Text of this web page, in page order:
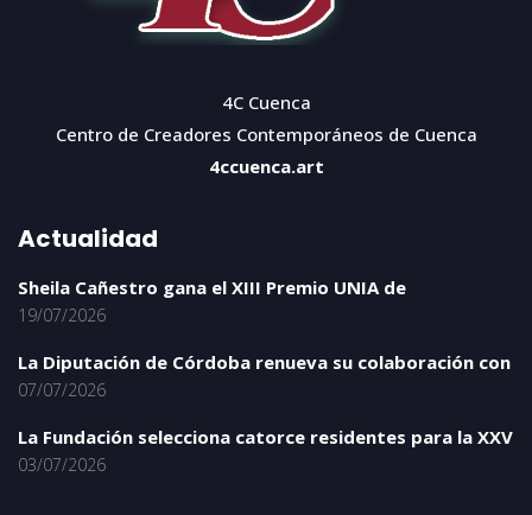
4C Cuenca
Centro de Creadores Contemporáneos de Cuenca
4ccuenca.art
Actualidad
Sheila Cañestro gana el XIII Premio UNIA de
19/07/2026
La Diputación de Córdoba renueva su colaboración con
07/07/2026
La Fundación selecciona catorce residentes para la XXV
03/07/2026